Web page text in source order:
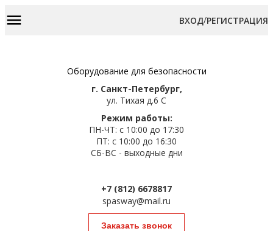
ВХОД/РЕГИСТРАЦИЯ
Оборудование для безопасности
г. Санкт-Петербург,
ул. Тихая д.6 С
Режим работы:
ПН-ЧТ: с 10:00 до 17:30
ПТ: с 10:00 до 16:30
СБ-ВС - выходные дни
+7 (812) 6678817
spasway@mail.ru
Заказать звонок